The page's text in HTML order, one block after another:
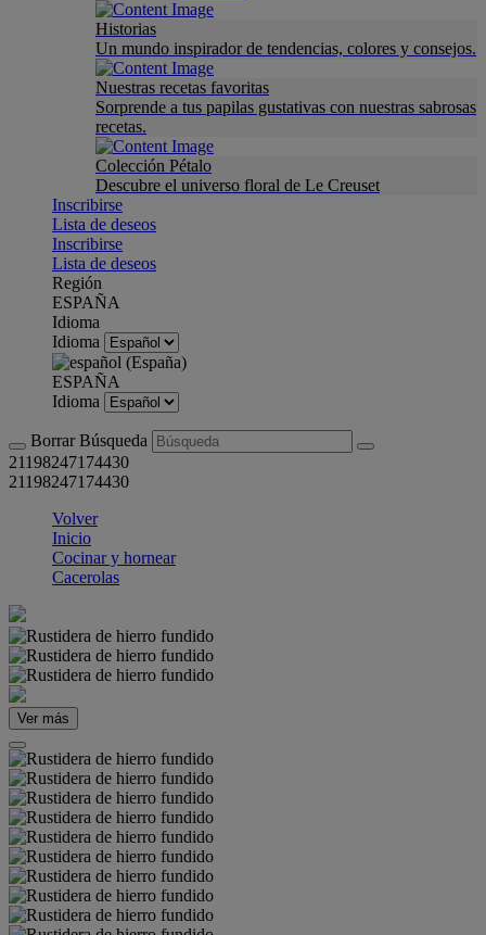
Historias
Un mundo inspirador de tendencias, colores y consejos.
Nuestras recetas favoritas
Sorprende a tus papilas gustativas con nuestras sabrosas
recetas.
Colección Pétalo
Descubre el universo floral de Le Creuset
Inscribirse
Lista de deseos
Inscribirse
Lista de deseos
Región
ESPAÑA
Idioma
Idioma
ESPAÑA
Idioma
Borrar Búsqueda
21198247174430
21198247174430
Volver
Inicio
Cocinar y hornear
Cacerolas
Ver más